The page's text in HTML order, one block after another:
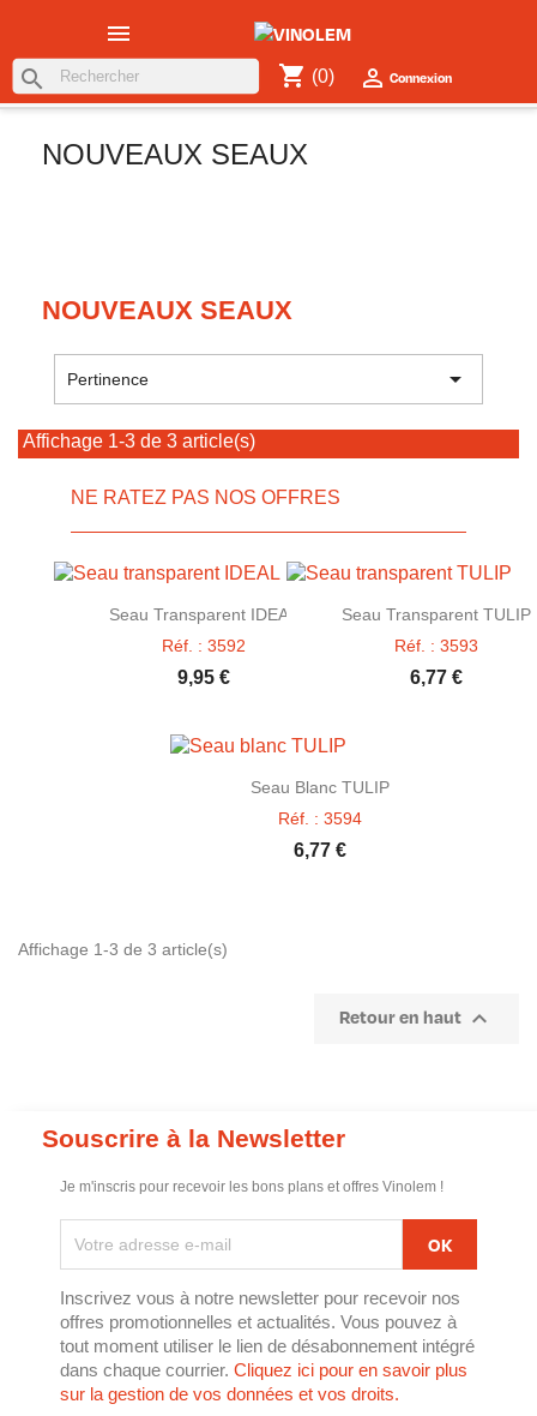

shopping_cart (0)  Connexion
search
NOUVEAUX SEAUX
NOUVEAUX SEAUX
Pertinence 
Affichage 1-3 de 3 article(s)
NE RATEZ PAS NOS OFFRES
Aperçu rapide
Seau Transparent IDEAL
Réf. : 3592
9,95 €
Aperçu rapide
Seau Transparent TULIP
Réf. : 3593
6,77 €
Aperçu rapide
Seau Blanc TULIP
Réf. : 3594
6,77 €
Affichage 1-3 de 3 article(s)
Retour en haut 
Souscrire à la Newsletter
Je m'inscris pour recevoir les bons plans et offres Vinolem !
Inscrivez vous à notre newsletter pour recevoir nos
offres promotionnelles et actualités. Vous pouvez à
tout moment utiliser le lien de désabonnement intégré
dans chaque courrier. Cliquez ici pour en savoir plus
sur la gestion de vos données et vos droits.